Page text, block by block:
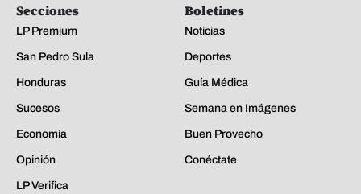
Secciones
LP Premium
San Pedro Sula
Honduras
Sucesos
Economía
Opinión
LP Verifica
Boletines
Noticias
Deportes
Guía Médica
Semana en Imágenes
Buen Provecho
Conéctate